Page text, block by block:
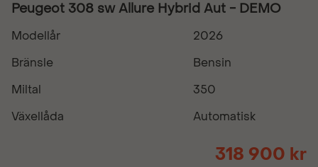
Peugeot 308 sw Allure Hybrid Aut - DEMO
Modellår
2026
Bränsle
Bensin
Miltal
350
Växellåda
Automatisk
318 900 kr